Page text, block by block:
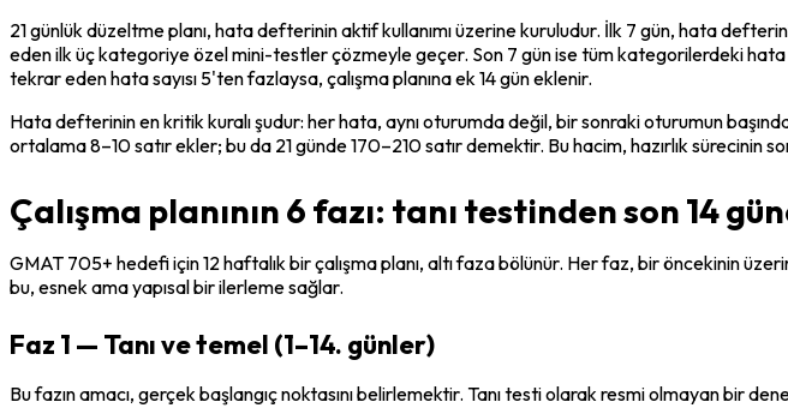
21 günlük düzeltme planı, hata defterinin aktif kullanımı üzerine kuruludur. İlk 7 gün, hata
eden ilk üç kategoriye özel mini-testler çözmeyle geçer. Son 7 gün ise tüm kategorilerdeki
tekrar eden hata sayısı 5'ten fazlaysa, çalışma planına ek 14 gün eklenir.
Hata defterinin en kritik kuralı şudur: her hata, aynı oturumda değil, bir sonraki oturumun
ortalama 8–10 satır ekler; bu da 21 günde 170–210 satır demektir. Bu hacim, hazırlık sürecinin
Çalışma planının 6 fazı: tanı testinden son 14
GMAT 705+ hedefi için 12 haftalık bir çalışma planı, altı faza bölünür. Her faz, bir öncekinin
bu, esnek ama yapısal bir ilerleme sağlar.
Faz 1 — Tanı ve temel (1–14. günler)
Bu fazın amacı, gerçek başlangıç noktasını belirlemektir. Tanı testi olarak resmi olmayan bir